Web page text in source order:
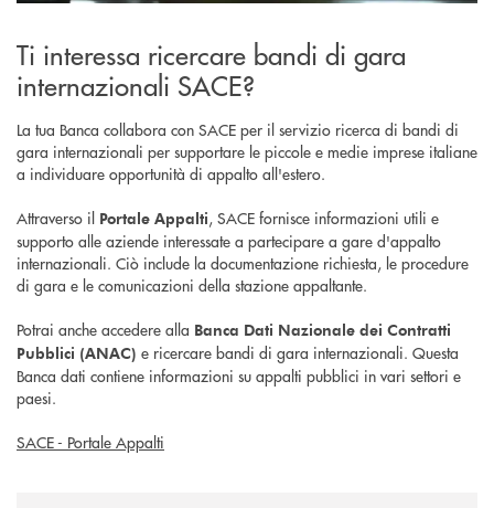
Ti interessa ricercare bandi di gara
internazionali SACE?
La tua Banca collabora con SACE per il servizio ricerca di bandi di
gara internazionali per supportare le piccole e medie imprese italiane
a individuare opportunità di appalto all'estero.
Attraverso il Portale Appalti, SACE fornisce informazioni utili e
supporto alle aziende interessate a partecipare a gare d'appalto
internazionali. Ciò include la documentazione richiesta, le procedure
di gara e le comunicazioni della stazione appaltante.
Potrai anche accedere alla Banca Dati Nazionale dei Contratti
Pubblici (ANAC) e ricercare bandi di gara internazionali. Questa
Banca dati contiene informazioni su appalti pubblici in vari settori e
paesi.
SACE - Portale Appalti